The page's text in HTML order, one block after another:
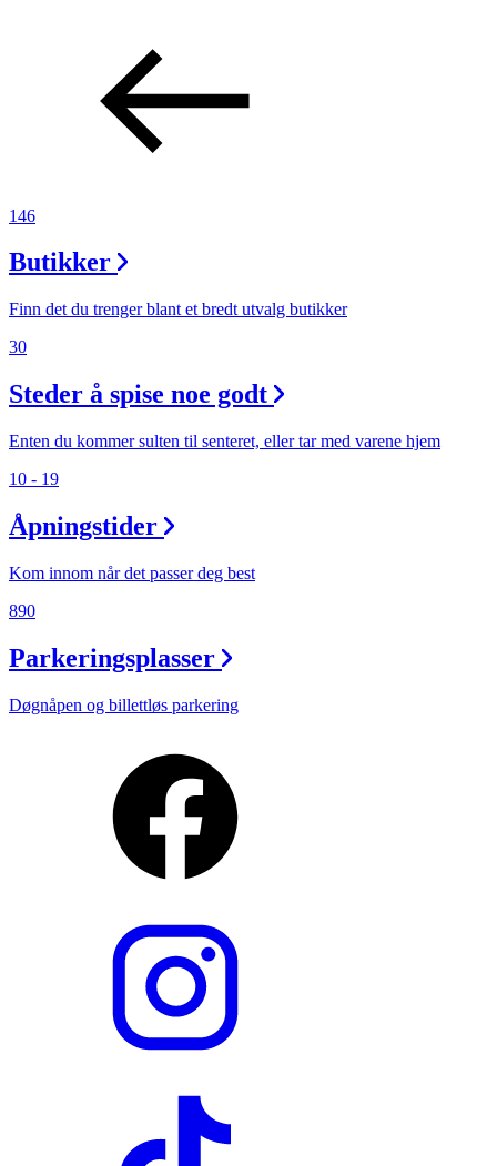
146
Butikker
Finn det du trenger blant et bredt utvalg butikker
30
Steder å spise noe godt
Enten du kommer sulten til senteret, eller tar med varene hjem
10 - 19
Åpningstider
Kom innom når det passer deg best
890
Parkeringsplasser
Døgnåpen og billettløs parkering